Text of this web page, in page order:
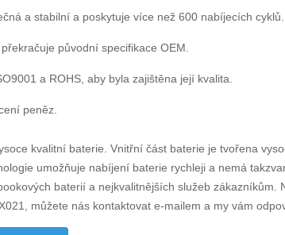
a stabilní a poskytuje více než 600 nabíjecích cyklů.
původní specifikace OEM.
a ROHS, aby byla zajištěna její kvalita.
peněz.
kvalitní baterie. Vnitřní část baterie je tvořena
umožňuje nabíjení baterie rychleji a nemá
baterií a nejkvalitnějších služeb zákazníkům.
, můžete nás kontaktovat e-mailem a my vám